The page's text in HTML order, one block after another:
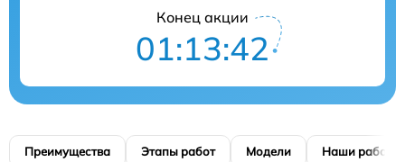
Конец акции
01:13:41
Преимущества Этапы работ Модели Наши работы